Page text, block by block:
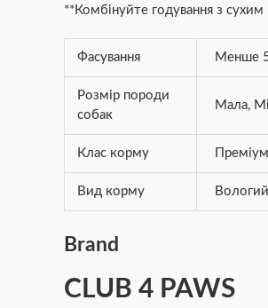
**Комбінуйте годування з
Фасування Менше
Розмір породи
собак
Мала,
Клас корму Преміум
Вид корму
Brand
CLUB 4 PAWS